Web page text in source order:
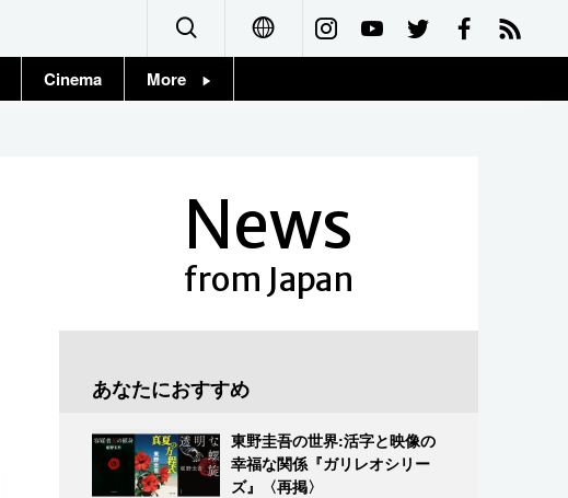
Français
Cinema More
News
from Japan
あなたにおすすめ
東野圭吾の世界:活字と映像の
幸福な関係『ガリレオシリー
ズ』〈再掲〉